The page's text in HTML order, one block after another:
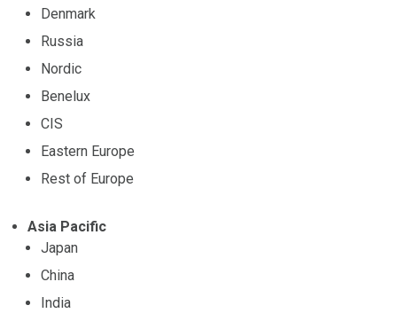
Denmark
Russia
Nordic
Benelux
CIS
Eastern Europe
Rest of Europe
Asia Pacific
Japan
China
India